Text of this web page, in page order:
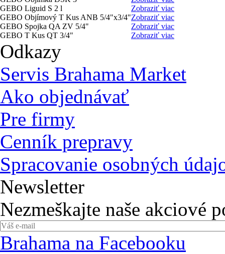
GEBO Liguid S 2 l
Zobraziť viac
GEBO Objímový T Kus ANB 5/4"x3/4"Zobraziť viac
GEBO Spojka QA ZV 5/4"
Zobraziť viac
GEBO T Kus QT 3/4"
Zobraziť viac
Odkazy
Servis Brahama Market
Ako objednávať
Pre firmy
Cenník prepravy
Spracovanie osobných
Newsletter
Nezmeškajte naše akciové
Brahama na Facebooku